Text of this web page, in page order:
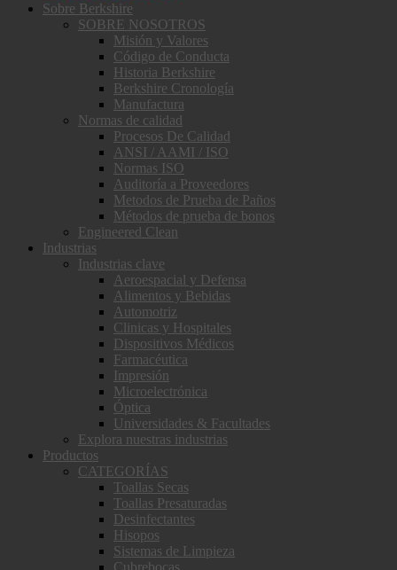
Sobre Berkshire
SOBRE NOSOTROS
Misión y Valores
Código de Conducta
Historia Berkshire
Berkshire Cronología
Manufactura
Normas de calidad
Procesos De Calidad
ANSI / AAMI / ISO
Normas ISO
Auditoría a Proveedores
Metodos de Prueba de Paños
Métodos de prueba de bonos
Engineered Clean
Industrias
Industrias clave
Aeroespacial y Defensa
Alimentos y Bebidas
Automotriz
Clinicas y Hospitales
Dispositivos Médicos
Farmacéutica
Impresión
Microelectrónica
Óptica
Universidades & Facultades
Explora nuestras industrias
Productos
CATEGORÍAS
Toallas Secas
Toallas Presaturadas
Desinfectantes
Hisopos
Sistemas de Limpieza